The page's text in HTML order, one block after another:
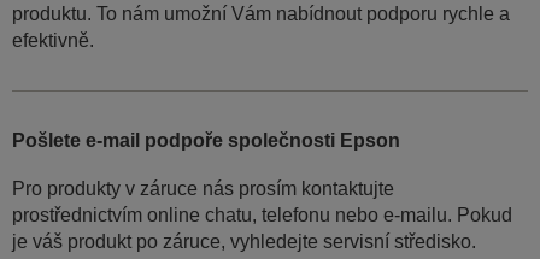
produktu. To nám umožní Vám nabídnout podporu rychle a
efektivně.
Pošlete e-mail podpoře společnosti Epson
Pro produkty v záruce nás prosím kontaktujte
prostřednictvím online chatu, telefonu nebo e-mailu. Pokud
je váš produkt po záruce, vyhledejte servisní středisko.